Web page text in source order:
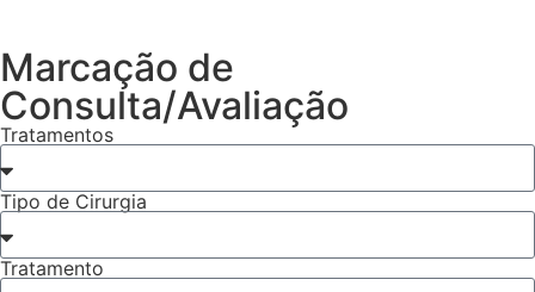
Marcação de
Consulta/Avaliação
Tratamentos
Tipo de Cirurgia
Tratamento